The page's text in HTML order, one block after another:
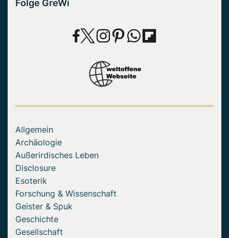
Folge GreWi
Allgemein
Archäologie
Außerirdisches Leben
Disclosure
Esoterik
Forschung & Wissenschaft
Geister & Spuk
Geschichte
Gesellschaft